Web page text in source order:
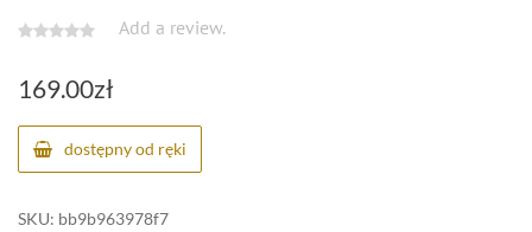
Add a review.
169.00zł
dostępny od ręki
SKU: bb9b963978f7